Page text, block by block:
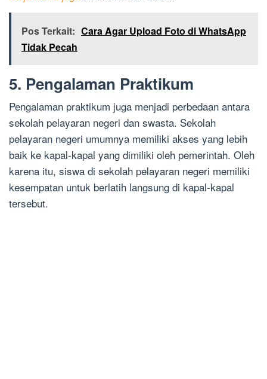
Pos Terkait: Cara Agar Upload Foto di WhatsApp
Tidak Pecah
5. Pengalaman Praktikum
Pengalaman praktikum juga menjadi perbedaan antara
sekolah pelayaran negeri dan swasta. Sekolah
pelayaran negeri umumnya memiliki akses yang lebih
baik ke kapal-kapal yang dimiliki oleh pemerintah. Oleh
karena itu, siswa di sekolah pelayaran negeri memiliki
kesempatan untuk berlatih langsung di kapal-kapal
tersebut.